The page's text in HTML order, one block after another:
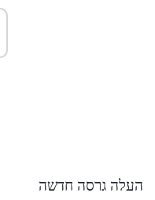
העלה גרסה חדשה